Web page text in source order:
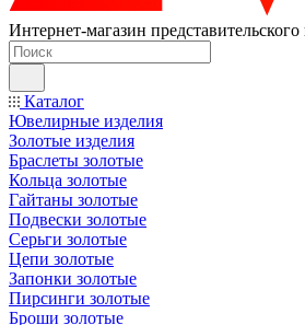
Интернет-магазин представительского
Каталог
Ювелирные изделия
Золотые изделия
Браслеты золотые
Кольца золотые
Гайтаны золотые
Подвески золотые
Серьги золотые
Цепи золотые
Запонки золотые
Пирсинги золотые
Броши золотые